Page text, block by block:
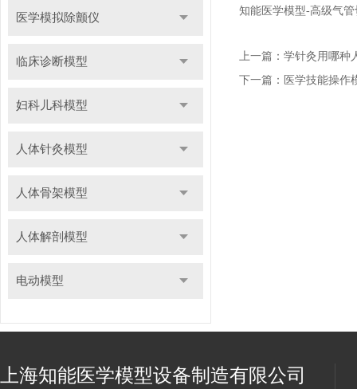
医学模拟除颤仪
临床诊断模型
妇科儿科模型
人体针灸模型
人体骨架模型
人体解剖模型
电动模型
知能医学模型-高级气
上一篇： 学针灸用哪种
下一篇： 医学技能操作
上海知能医学模型设备制造有限公司